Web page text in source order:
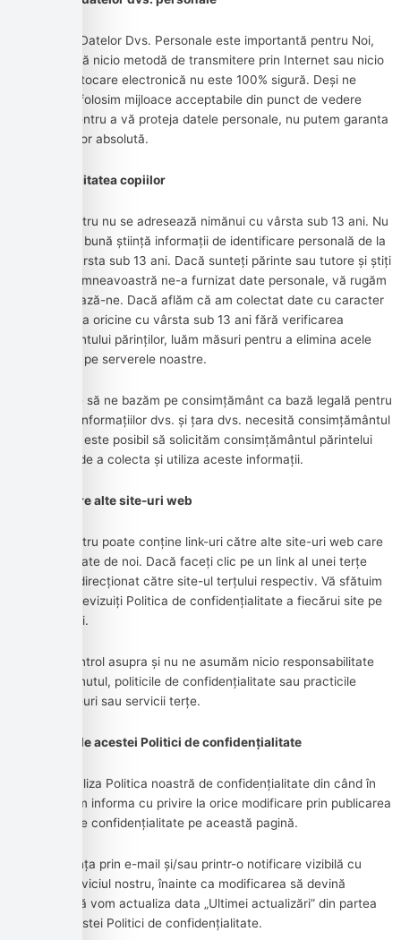
Securitatea Datelor Dvs. Personale este importantă pentru Noi,
dar rețineți că nicio metodă de transmitere prin Internet sau nicio
metodă de stocare electronică nu este 100% sigură. Deși ne
străduim să folosim mijloace acceptabile din punct de vedere
comercial pentru a vă proteja datele personale, nu putem garanta
securitatea lor absolută.
Confidențialitatea copiilor
Serviciul nostru nu se adresează nimănui cu vârsta sub 13 ani. Nu
colectăm cu bună știință informații de identificare personală de la
oricine cu vârsta sub 13 ani. Dacă sunteți părinte sau tutore și știți
că copilul dumneavoastră ne-a furnizat date personale, vă rugăm
să Contactează-ne. Dacă aflăm că am colectat date cu caracter
personal de la oricine cu vârsta sub 13 ani fără verificarea
consimțământului părinților, luăm măsuri pentru a elimina acele
informații de pe serverele noastre.
Dacă trebuie să ne bazăm pe consimțământ ca bază legală pentru
prelucrarea informațiilor dvs. și țara dvs. necesită consimțământul
unui părinte, este posibil să solicităm consimțământul părintelui
dvs. înainte de a colecta și utiliza aceste informații.
Link-uri către alte site-uri web
Serviciul nostru poate conține link-uri către alte site-uri web care
nu sunt operate de noi. Dacă faceți clic pe un link al unei terțe
părți, veți fi direcționat către site-ul terțului respectiv. Vă sfătuim
insistent să revizuiți Politica de confidențialitate a fiecărui site pe
care îl vizitați.
Nu avem control asupra și nu ne asumăm nicio responsabilitate
pentru conținutul, politicile de confidențialitate sau practicile
oricăror site-uri sau servicii terțe.
Modificări ale acestei Politici de confidențialitate
Putem actualiza Politica noastră de confidențialitate din când în
când. Vă vom informa cu privire la orice modificare prin publicarea
noii Politici de confidențialitate pe această pagină.
Vă vom anunța prin e-mail și/sau printr-o notificare vizibilă cu
privire la Serviciul nostru, înainte ca modificarea să devină
efectivă și vă vom actualiza data „Ultimei actualizări” din partea
de sus a acestei Politici de confidențialitate.